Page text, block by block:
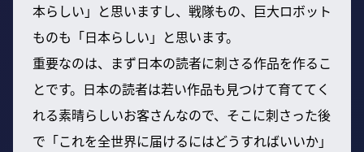
本らしい」と思いますし、戦隊もの、巨大ロボット
ものも「日本らしい」と思います。
重要なのは、まず日本の読者に刺さる作品を作るこ
とです。日本の読者は若い作品も見つけて育ててく
れる素晴らしいお客さんなので、そこに刺さった後
で「これを全世界に届けるにはどうすればいいか」